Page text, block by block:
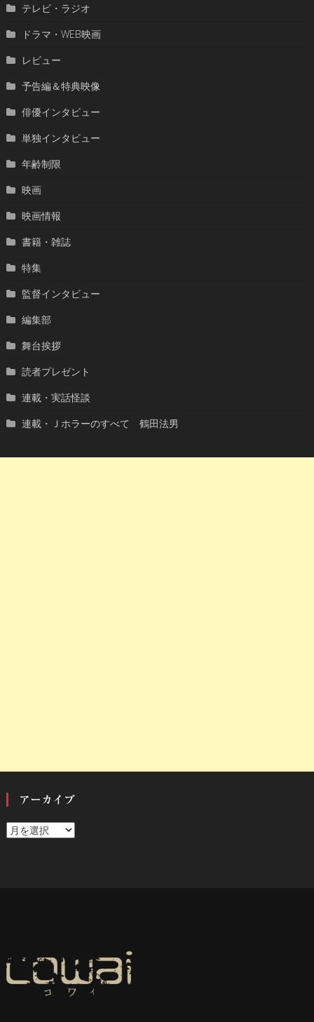
テレビ・ラジオ
ドラマ・WEB映画
レビュー
予告編＆特典映像
俳優インタビュー
単独インタビュー
年齢制限
映画
映画情報
書籍・雑誌
特集
監督インタビュー
編集部
舞台挨拶
読者プレゼント
連載・実話怪談
連載・Ｊホラーのすべて 鶴田法男
アーカイブ
ア